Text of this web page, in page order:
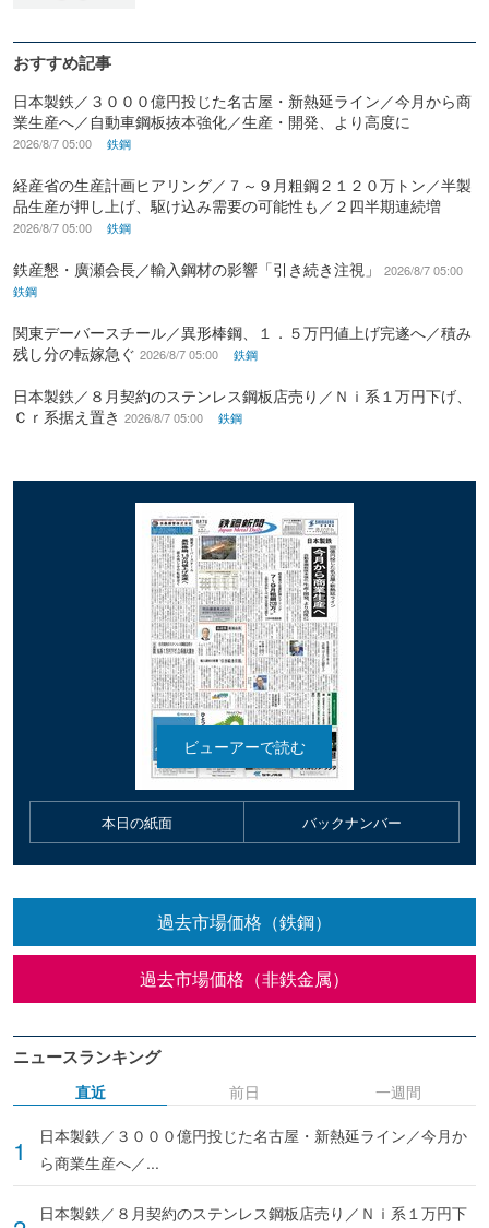
おすすめ記事
日本製鉄／３０００億円投じた名古屋・新熱延ライン／今月から商
業生産へ／自動車鋼板抜本強化／生産・開発、より高度に
2026/8/7 05:00 鉄鋼
経産省の生産計画ヒアリング／７～９月粗鋼２１２０万トン／半製
品生産が押し上げ、駆け込み需要の可能性も／２四半期連続増
2026/8/7 05:00 鉄鋼
鉄産懇・廣瀬会長／輸入鋼材の影響「引き続き注視」
2026/8/7 05:00
鉄鋼
関東デーバースチール／異形棒鋼、１．５万円値上げ完遂へ／積み
残し分の転嫁急ぐ 2026/8/7 05:00 鉄鋼
日本製鉄／８月契約のステンレス鋼板店売り／Ｎｉ系１万円下げ、
Ｃｒ系据え置き 2026/8/7 05:00 鉄鋼
本日の紙面 バックナンバー
過去市場価格（鉄鋼）
過去市場価格（非鉄金属）
ニュースランキング
直近
日本製鉄／３０００億円投じた名古屋・新熱延ライン／今月か
ら商業生産へ／...
日本製鉄／８月契約のステンレス鋼板店売り／Ｎｉ系１万円下
前日 一週間